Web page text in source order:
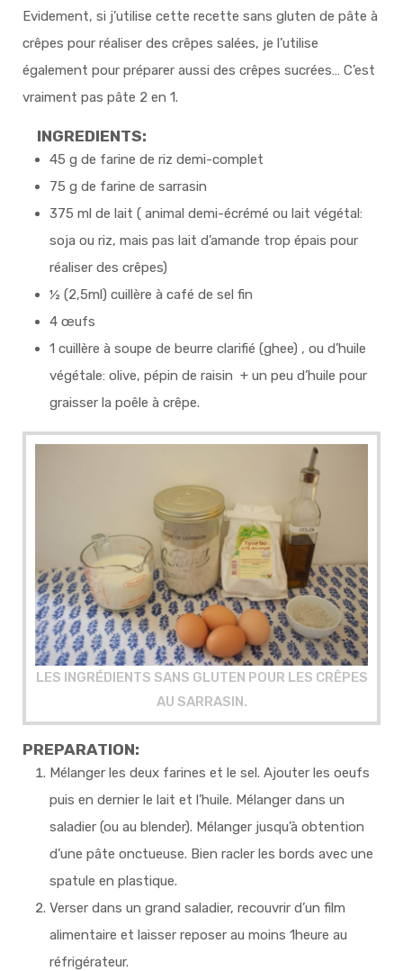
Evidement, si j’utilise cette recette sans gluten de pâte à
crêpes pour réaliser des crêpes salées, je l’utilise
également pour préparer aussi des crêpes sucrées… C’est
vraiment pas pâte 2 en 1.
INGREDIENTS:
45 g de farine de riz demi-complet
75 g de farine de sarrasin
375 ml de lait ( animal demi-écrémé ou lait végétal:
soja ou riz, mais pas lait d’amande trop épais pour
réaliser des crêpes)
½ (2,5ml) cuillère à café de sel fin
4 œufs
1 cuillère à soupe de beurre clarifié (ghee) , ou d’huile
végétale: olive, pépin de raisin + un peu d’huile pour
graisser la poêle à crêpe.
LES INGRÉDIENTS SANS GLUTEN POUR LES CRÊPES
AU SARRASIN.
PREPARATION:
Mélanger les deux farines et le sel. Ajouter les oeufs
puis en dernier le lait et l’huile. Mélanger dans un
saladier (ou au blender). Mélanger jusqu’à obtention
d’une pâte onctueuse. Bien racler les bords avec une
spatule en plastique.
Verser dans un grand saladier, recouvrir d’un film
alimentaire et laisser reposer au moins 1heure au
réfrigérateur.